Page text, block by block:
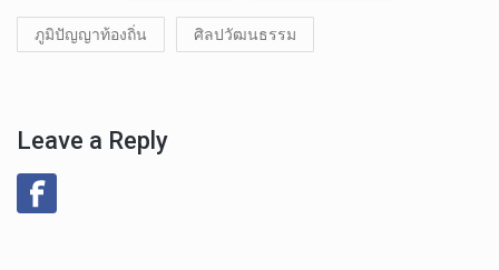
ภูมิปัญญาท้องถิ่น ศิลปวัฒนธรรม
Leave a Reply